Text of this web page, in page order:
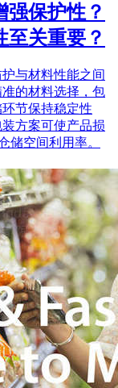
强保护性？
至关重要？
与材料性能之间
的材料选择，包
节保持稳定性
方案可使产品损
储空间利用率。